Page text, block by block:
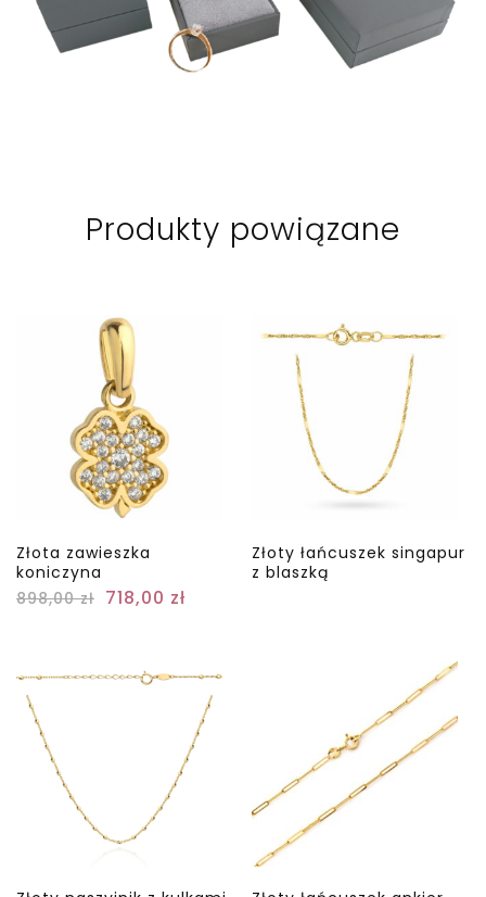
Produkty powiązane
Złota zawieszka
koniczyna
898,00zł 718,00 zł
Złoty łańcuszek singapur
z blaszką